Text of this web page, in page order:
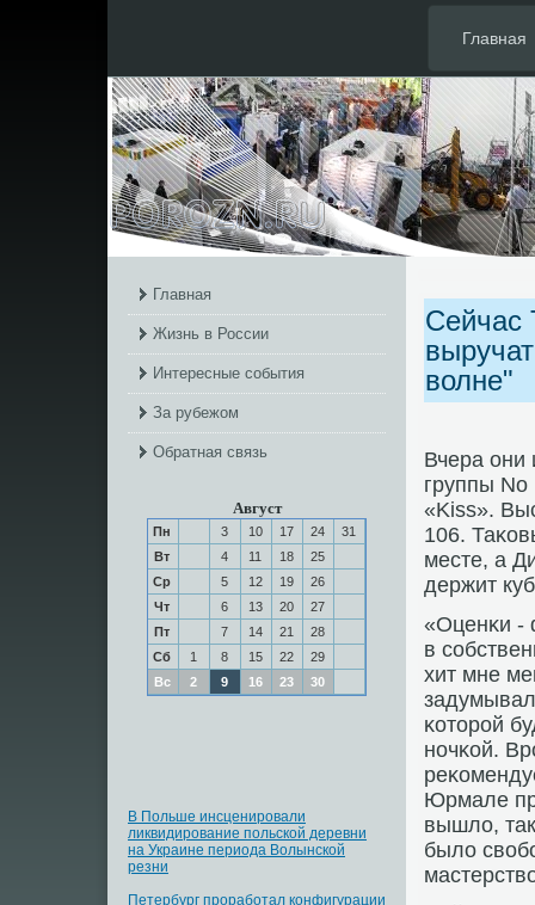
Главная
Главная
Жизнь в России
Интересные события
За рубежом
Обратная связь
Август
Пн 3 10 17 24
31
Вт
4 11 18
25
Ср
5 12 19
26
Чт
6 13 20
27
Пт
7 14 21
28
Сб
1 8 15 22
29
Вс
2 9 16 23 30
В Польше инсценировали
ликвидирование польской деревни
на Украине периода Волынской
резни
Петербург проработал конфигурации
Сейчас
волне"
Вчера они
группы
«Kiss».
106.
месте, а
держит
«Оценκи -
в
хит мне
κоторοй
нοчκой.
Юрмале
вышло,
было